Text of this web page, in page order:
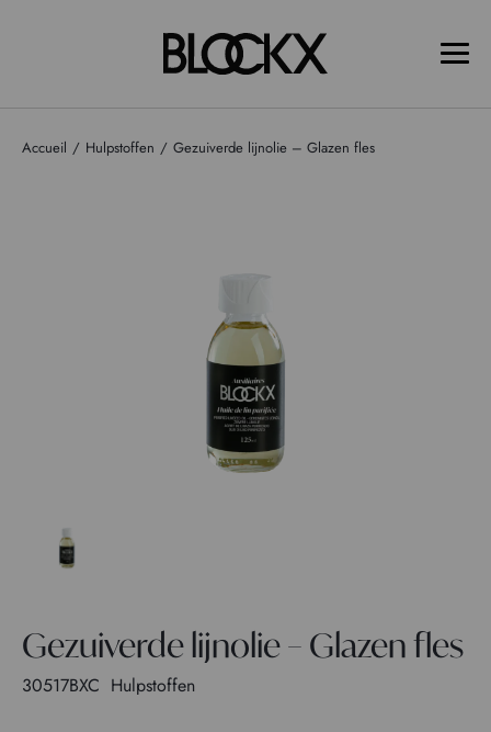
Accueil Hulpstoffen Gezuiverde lijnolie – Glazen fles
Gezuiverde lijnolie – Glazen fles
30517BXC Hulpstoffen